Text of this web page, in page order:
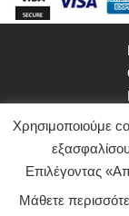
Χρησιμοποιούμε
Επιλέγοντας
Μάθετε